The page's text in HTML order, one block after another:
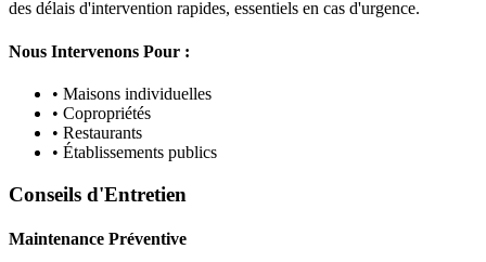
des délais d'intervention rapides, essentiels en cas d'urgence.
Nous Intervenons Pour :
• Maisons individuelles
• Copropriétés
• Restaurants
• Établissements publics
Conseils d'Entretien
Maintenance Préventive